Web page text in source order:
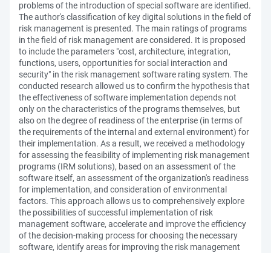
problems of the introduction of special software are identified.
The author's classification of key digital solutions in the field of
risk management is presented. The main ratings of programs
in the field of risk management are considered. It is proposed
to include the parameters "cost, architecture, integration,
functions, users, opportunities for social interaction and
security" in the risk management software rating system. The
conducted research allowed us to confirm the hypothesis that
the effectiveness of software implementation depends not
only on the characteristics of the programs themselves, but
also on the degree of readiness of the enterprise (in terms of
the requirements of the internal and external environment) for
their implementation. As a result, we received a methodology
for assessing the feasibility of implementing risk management
programs (IRM solutions), based on an assessment of the
software itself, an assessment of the organization's readiness
for implementation, and consideration of environmental
factors. This approach allows us to comprehensively explore
the possibilities of successful implementation of risk
management software, accelerate and improve the efficiency
of the decision-making process for choosing the necessary
software, identify areas for improving the risk management